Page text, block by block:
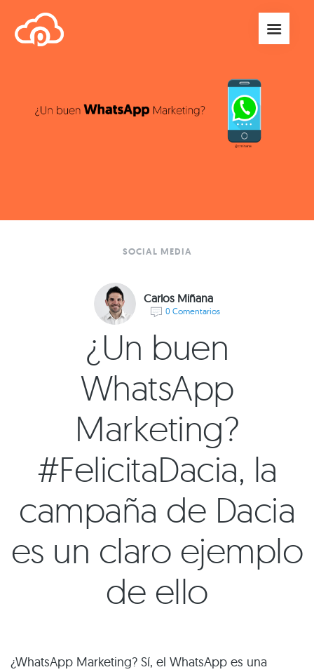
SOCIAL MEDIA
Carlos Miñana
0 Comentarios
¿Un buen
WhatsApp
Marketing?
#FelicitaDacia, la
campaña de Dacia
es un claro ejemplo
de ello
¿WhatsApp Marketing? Sí, el WhatsApp es una